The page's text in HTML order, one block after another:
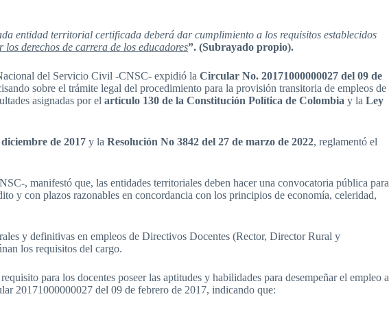
entidad territorial certificada deberá dar cumplimiento a los requisitos establecidos
derechos de carrera de los educadores”. (Subrayado propio).
del Servicio Civil -CNSC- expidió la Circular No. 20171000000027 del 09 de
sobre el trámite legal del procedimiento para la provisión transitoria de empleos de
asignadas por el artículo 130 de la Constitución Política de Colombia y la Ley
de 2017 y la Resolución No 3842 del 27 de marzo de 2022, reglamentó el
, manifestó que, las entidades territoriales deben hacer una convocatoria pública para
y con plazos razonables en concordancia con los principios de economía, celeridad,
y definitivas en empleos de Directivos Docentes (Rector, Director Rural y
los requisitos del cargo.
para los docentes poseer las aptitudes y habilidades para desempeñar el empleo a
20171000000027 del 09 de febrero de 2017, indicando que: